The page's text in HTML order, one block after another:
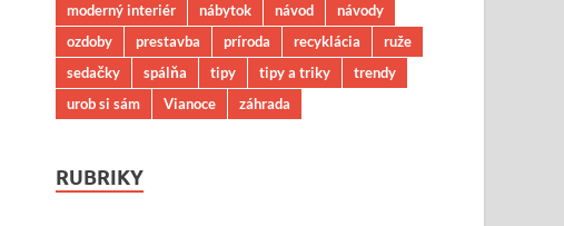
moderný interiér
nábytok návod
návody
ozdoby
prestavba príroda recyklácia
ruže
sedačky
spálňa tipy tipy a triky
trendy
urob si sám
Vianoce záhrada
RUBRIKY